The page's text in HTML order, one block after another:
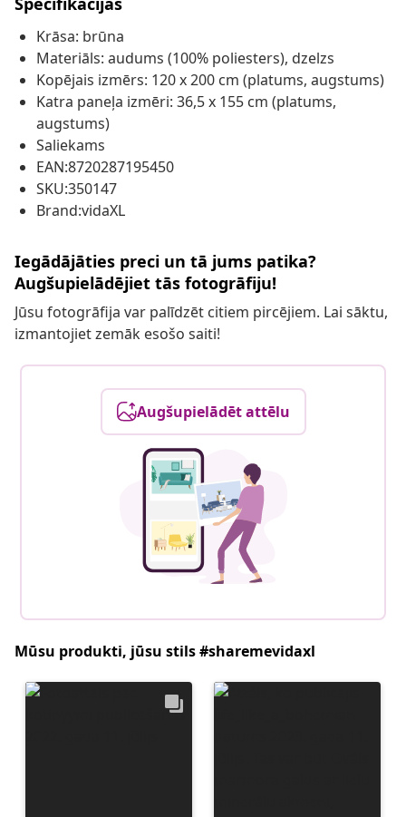
Krāsa: brūna
Materiāls: audums (100% poliesters), dzelzs
Kopējais izmērs: 120 x 200 cm (platums, augstums)
Katra paneļa izmēri: 36,5 x 155 cm (platums,
augstums)
Saliekams
EAN:8720287195450
SKU:350147
Brand:vidaXL
Iegādājāties preci un tā jums patika?
Augšupielādējiet tās fotogrāfiju!
Jūsu fotogrāfija var palīdzēt citiem pircējiem. Lai sāktu,
izmantojiet zemāk esošo saiti!
Augšupielādēt attēlu
Mūsu produkti, jūsu stils #sharemevidaxl